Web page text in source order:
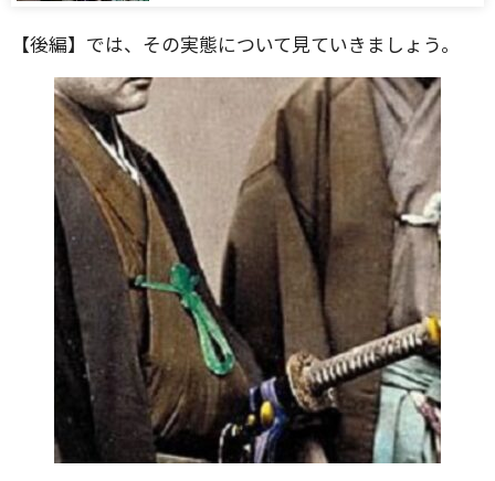
【後編】では、その実態について見ていきましょう。